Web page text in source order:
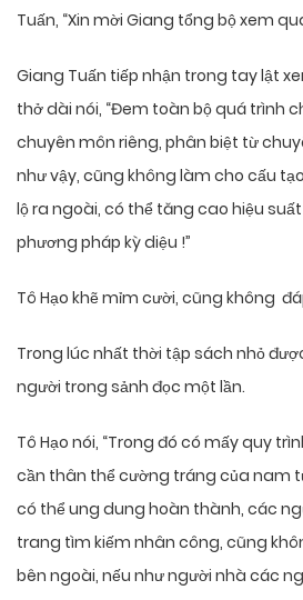
Tuấn, “Xin mời Giang tổng bộ xem
Giang Tuấn tiếp nhận trong tay lật
thở dài nói, “Đem toàn bộ quá trình
chuyên môn riêng, phân biệt từ
như vậy, cũng không làm cho cấu
lộ ra ngoài, có thể tăng cao hiệu
phương pháp kỳ diệu !”
Tô Hạo khẽ mỉm cười, cũng không
Trong lúc nhất thời tập sách nhỏ
người trong sảnh đọc một lần.
Tô Hạo nói, “Trong đó có mấy quy
cần thân thể cường tráng của nam
có thể ung dung hoàn thành, các
trang tìm kiếm nhân công, cũng
bên ngoài, nếu như người nhà các